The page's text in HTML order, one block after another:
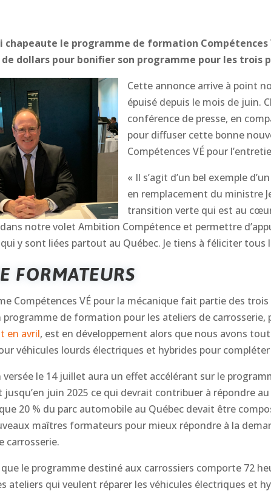
chapeaute le programme de formation
dollars pour bonifier son programme pour les trois
Cette annonce arrive à point
épuisé depuis le mois de juin.
conférence de presse, en
pour diffuser cette bonne
Compétences VÉ pour
« Il s’agit d’un bel exemple
en remplacement du ministre
transition verte qui est au
notre volet Ambition Compétence et permettre
y sont liées partout au Québec. Je tiens à féliciter tous
FORMATEURS
Compétences VÉ pour la mécanique fait partie des
programme de formation pour les ateliers de carrosserie,
en avril, est en développement alors que nous avons
véhicules lourds électriques et hybrides pour
versée le 14 juillet aura un effet accélérant sur le
juin 2025 ce qui devrait contribuer à répondre
20 % du parc automobile au Québec devait être
maîtres formateurs pour mieux répondre à la
carrosserie.
le programme destiné aux carrossiers comporte 72
ateliers qui veulent réparer les véhicules électriques et